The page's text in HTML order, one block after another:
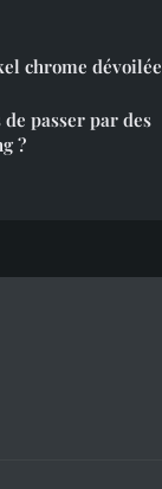
chrome dévoilée
passer par des
?